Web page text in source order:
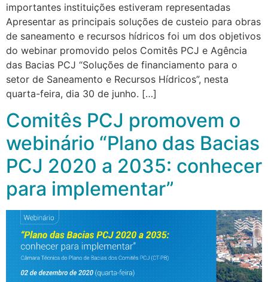
importantes instituições estiveram representadas
Apresentar as principais soluções de custeio para obras
de saneamento e recursos hídricos foi um dos objetivos
do webinar promovido pelos Comitês PCJ e Agência
das Bacias PCJ “Soluções de financiamento para o
setor de Saneamento e Recursos Hídricos”, nesta
quarta-feira, dia 30 de junho. […]
Comitês PCJ promovem o
webinário “Plano das Bacias
PCJ 2020 a 2035: conhecer
para implementar”